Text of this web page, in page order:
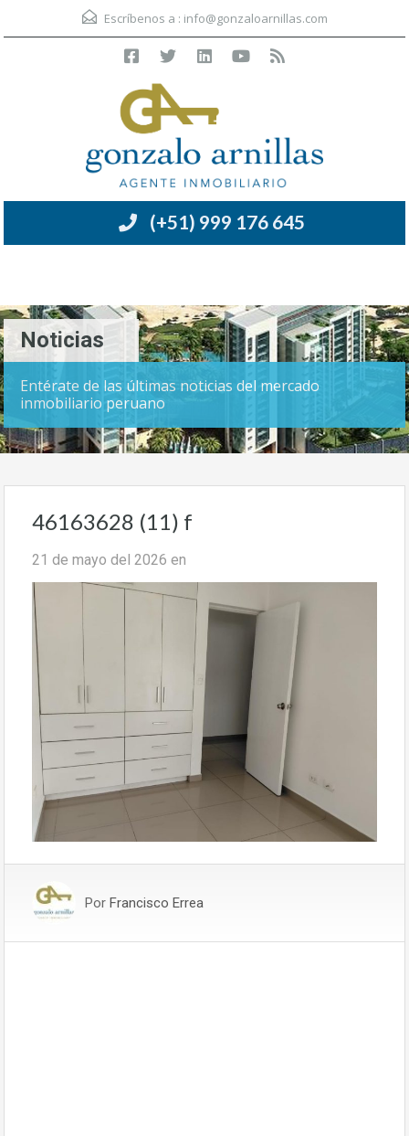
Escríbenos a : info@gonzaloarnillas.com
(+51) 999 176 645
Noticias
Entérate de las últimas noticias del mercado
inmobiliario peruano
46163628 (11) f
21 de mayo del 2026 en
Por Francisco Errea